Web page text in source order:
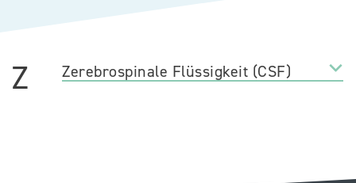
Z Zerebrospinale Flüssigkeit (CSF)